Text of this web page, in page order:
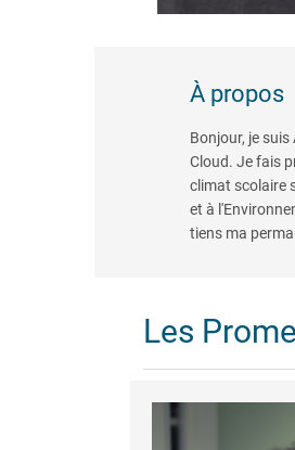
À propos
Bonjour, je
Cloud. Je fais
climat scolaire
et à
tiens ma
Les